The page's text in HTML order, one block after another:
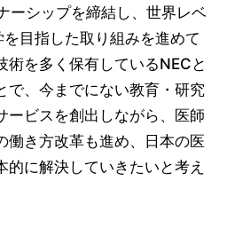
ーシップを締結し、世界レベ
目指した取り組みを進めて
術を多く保有しているNECと
で、今までにない教育・研究
ービスを創出しながら、医師
働き方改革も進め、日本の医
的に解決していきたいと考え